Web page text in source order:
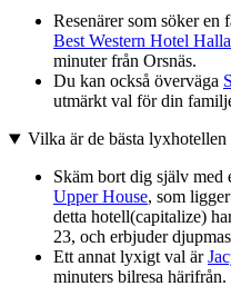
Resenärer som söker
Best Western Hotel
minuter från Orsnäs.
Du kan också överväga
utmärkt val för din
Vilka är de bästa lyxhotellen
Skäm bort dig själv med
Upper House, som
detta hotell(capitalize)
23, och erbjuder
Ett annat lyxigt val är
minuters bilresa härifrån.